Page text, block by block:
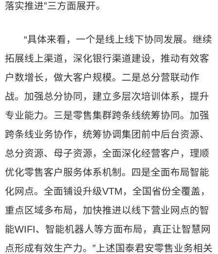
落实推进”三方面展开。
“具体来看，一个是线上线下协同发展。继续
拓展线上渠道，深化银行渠道建设，推动有效客
户数增长，做大客户规模。二是总分营联动作
战。加强总分协同，建立多层次培训体系，提升
专业能力。三是零售集群跨条线统筹协同。加强
跨条线业务协作，统筹协调集团前中后台资源、
总分资源、母子资源，全面深化经营客户，理顺
优化零售客户服务体系机制。四是全面布局智能
化网点。全面铺设升级VTM，全国省份全覆盖，
重点区域多布局，加快推进以线下营业网点的智
能WIFI、智能机器人等方面布局，真正让智慧网
点形成有效生产力。”上述国泰君安零售业务相关